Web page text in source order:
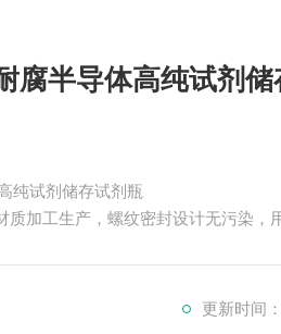
腐半导体高纯试剂
纯试剂储存试剂瓶
质加工生产，螺纹密封设计无污染，
更新时间